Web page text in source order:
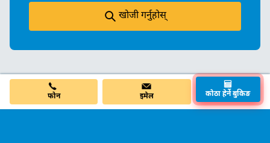
खोजी गर्नुहोस्
फोन इमेल कोठा हेर्ने बुकिङ